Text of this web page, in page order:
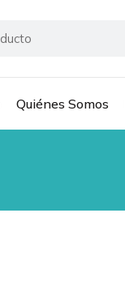
Quiénes Somos